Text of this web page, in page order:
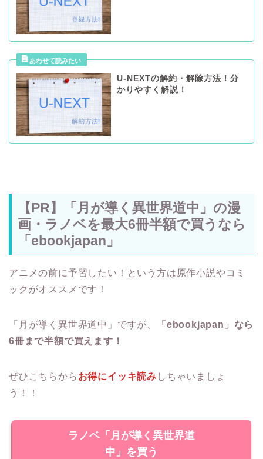
U-NEXTの解約・解除方法！分
かりやすく解説！
【PR】「月が導く異世界道中」の漫
画・ラノベを最大6冊半額で買うなら
「ebookjapan」
アニメの前に予習したい！という方は原作小説やコミ
ックがオススメです！
「月が導く異世界道中」ですが、
「ebookjapan」なら
6冊まで半額で買えます！
ぜひこちらから お得にイッキ読み しちゃいましょ
う！！
ラノベ「月が導く異世界道
中」を買う